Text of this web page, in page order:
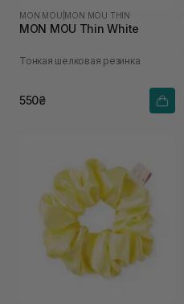
MON MOU MON MOU THIN
MON MOU Thin White
Тонкая шелковая резинка
550₴